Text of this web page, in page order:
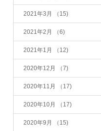
2021年3月 （15)
2021年2月 （6)
2021年1月 （12)
2020年12月 （7)
2020年11月 （17)
2020年10月 （17)
2020年9月 （15)